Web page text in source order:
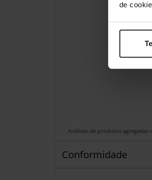
de
Análises de produtos agregadas
Conformidade